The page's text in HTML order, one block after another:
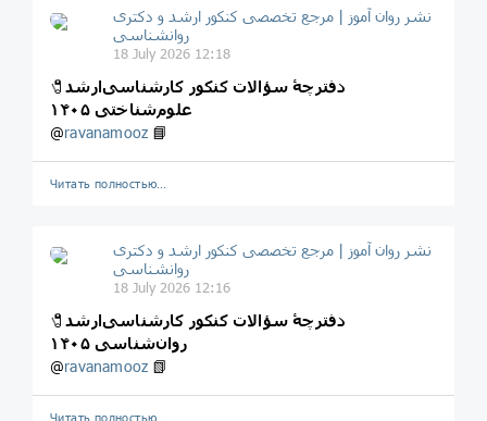
نشر روان‌ آموز | مرجع تخصصی کنکور ارشد و دکتری
روانشناسی
18 July 2026 12:18
🧷دفترچۀ سؤالات کنکور کارشناسی‌ارشد
علوم‌شناختی ۱۴۰۵
@ravanamooz 📘
Читать полностью…
نشر روان‌ آموز | مرجع تخصصی کنکور ارشد و دکتری
روانشناسی
18 July 2026 12:16
🧷دفترچۀ سؤالات کنکور کارشناسی‌ارشد
روان‌شناسی ۱۴۰۵
@ravanamooz 📗
Читать полностью…